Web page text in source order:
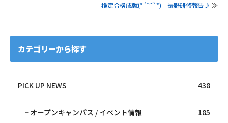
検定合格成就(*´︶`*) 長野研修報告♪ ≫
カテゴリーから探す
PICK UP NEWS 438
オープンキャンパス / イベント情報 185